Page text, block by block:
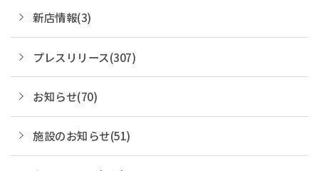
新店情報(3)
プレスリリース(307)
お知らせ(70)
施設のお知らせ(51)